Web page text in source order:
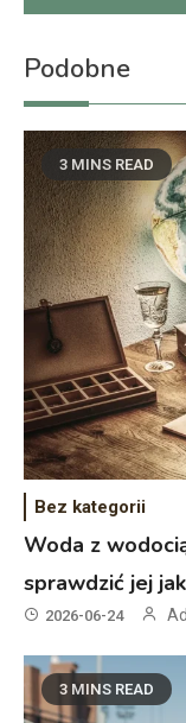
Podobne
3 MINS READ
Bez kategorii
Woda z
sprawdzić jej
2026-06-24
3 MINS READ